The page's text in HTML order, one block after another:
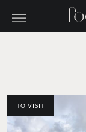
TO VISIT